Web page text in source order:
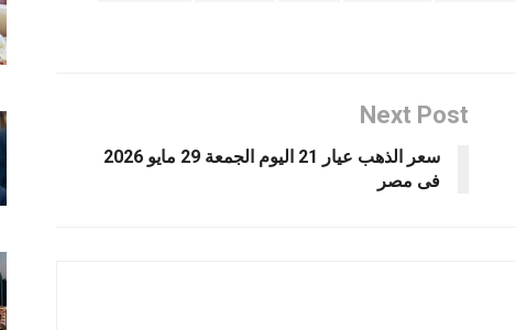
Next Post
سعر الذهب عيار 21 اليوم الجمعة 29 مايو 2026
فى مصر